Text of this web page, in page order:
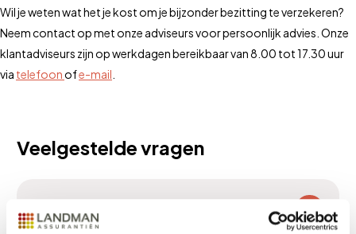
Wil je weten wat het je kost om je bijzonder bezitting te verzekeren?
Neem contact op met onze adviseurs voor persoonlijk advies. Onze
klantadviseurs zijn op werkdagen bereikbaar van 8.00 tot 17.30 uur
via telefoonofe-mail
Veelgestelde vragen
Wat is het verschil tussen een
bijzondere